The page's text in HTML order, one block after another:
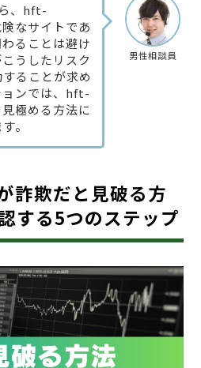
男性相談員
、hft-
なサイトであ
ることは避け
うしたリスク
ることが求め
ョンでは、hft-
極める方法に
。
欺だと見破る方
する5つのステップ